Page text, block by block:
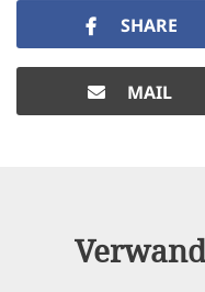
SHARE
MAIL